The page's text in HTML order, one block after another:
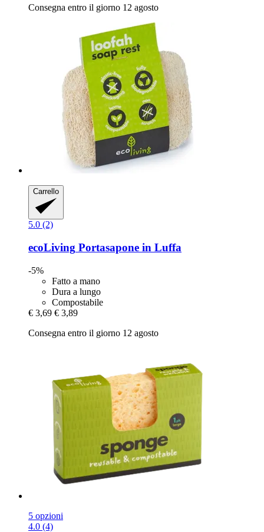
Consegna entro il giorno 12 agosto
Carrello
5.0 (2)
ecoLiving Portasapone in Luffa
-5%
Fatto a mano
Dura a lungo
Compostabile
€ 3,69 € 3,89
Consegna entro il giorno 12 agosto
5 opzioni
4.0 (4)